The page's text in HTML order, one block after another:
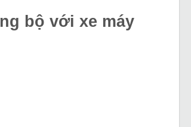
bộ với xe máy